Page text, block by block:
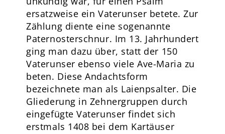
ersatzweise ein Vaterunser betete. Zur
Zählung diente eine sogenannte
Paternosterschnur. Im 13. Jahrhundert
ging man dazu über, statt der 150
Vaterunser ebenso viele Ave-Maria zu
beten. Diese Andachtsform
bezeichnete man als Laienpsalter. Die
Gliederung in Zehnergruppen durch
eingefügte Vaterunser findet sich
erstmals 1408 bei dem Kartäuser